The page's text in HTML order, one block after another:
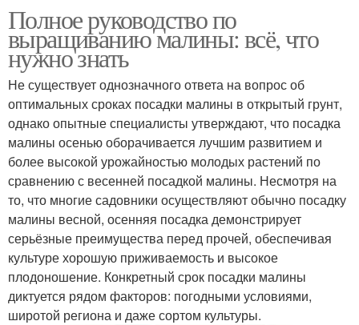
Полное руководство по
выращиванию малины: всё, что
нужно знать
Не существует однозначного ответа на вопрос об
оптимальных сроках посадки малины в открытый грунт,
однако опытные специалисты утверждают, что посадка
малины осенью оборачивается лучшим развитием и
более высокой урожайностью молодых растений по
сравнению с весенней посадкой малины. Несмотря на
то, что многие садовники осуществляют обычно посадку
малины весной, осенняя посадка демонстрирует
серьёзные преимущества перед прочей, обеспечивая
культуре хорошую приживаемость и высокое
плодоношение. Конкретный срок посадки малины
диктуется рядом факторов: погодными условиями,
широтой региона и даже сортом культуры.